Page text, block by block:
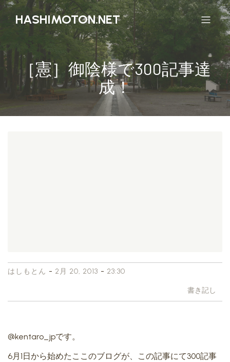
HASHIMOTON.NET
［憲］御陰様で300記事達
成！
はしもとん - 2月 20, 2013 - 23:30
書き記し
@kentaro_jpです。
6月1日から始めたここのブログが、この記事にて300記事